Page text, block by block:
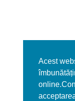
Acest